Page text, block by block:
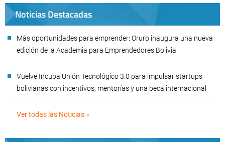
Noticias Destacadas
Más oportunidades para emprender: Oruro inaugura una nueva
edición de la Academia para Emprendedores Bolivia
Vuelve Incuba Unión Tecnológico 3.0 para impulsar startups
bolivianas con incentivos, mentorías y una beca internacional
Ver todas las Noticias »